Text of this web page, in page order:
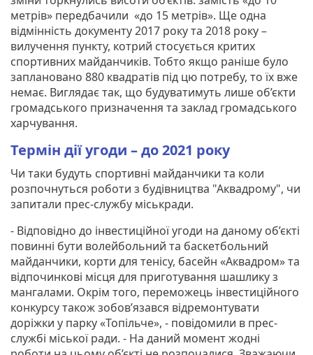
метрів» передбачили «до 15 метрів». Ще одна
відмінність документу 2017 року та 2018 року –
вилучення пункту, котрий стосується критих
спортивних майданчиків. Тобто якщо раніше було
заплановано 880 квадратів під цю потребу, то їх вже
немає. Виглядає так, що будуватимуть лише об’єкти
громадського призначення та заклад громадського
харчування.
Термін дії угоди – до 2021 року
Чи таки будуть спортивні майданчики та коли
розпочнуться роботи з будівництва "Аквадрому", чи
запитали прес-службу міськради.
- Відповідно до інвестиційної угоди на даному об’єкті
повинні бути волейбольний та баскетбольний
майданчики, корти для тенісу, басейн «Аквадром» та
відпочинкові місця для приготування шашлику з
мангалами. Окрім того, переможець інвестиційного
конкурсу також зобов’язався відремонтувати
доріжки у парку «Топільче», - повідомили в прес-
службі міської ради. - На даний момент жодні